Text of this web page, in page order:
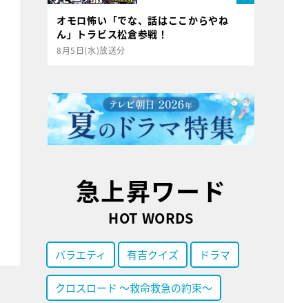
オモロ怖い「でな、話はここからやね
ん」トラビス松倉参戦！
8月5日(水)放送分
急上昇ワード
HOT WORDS
バラエティ 有吉クイズ ドラマ
クロスロード ～救命救急の約束～